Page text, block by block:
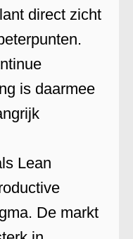
direct zicht
is daarmee
Lean
De markt